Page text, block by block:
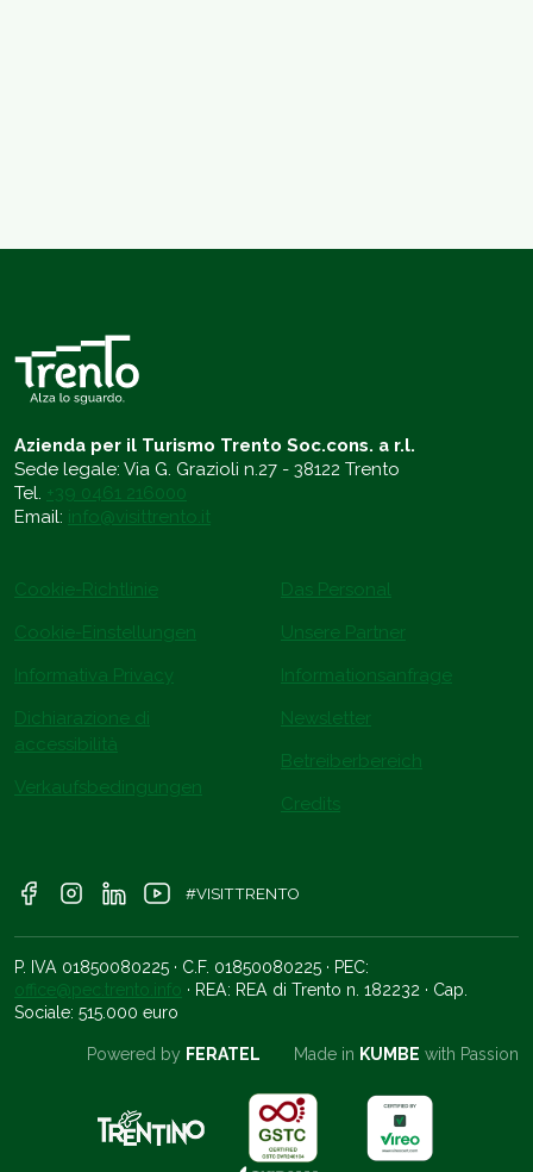
Azienda per il Turismo Trento Soc.cons. a r.l.
Sede legale: Via G. Grazioli n.27 - 38122 Trento
Tel. +39 0461 216000
Email: info@visittrento.it
Cookie-Richtlinie
Cookie-Einstellungen
Informativa Privacy
Dichiarazione di
accessibilità
Verkaufsbedingungen
Das Personal
Unsere Partner
Informationsanfrage
Newsletter
Betreiberbereich
Credits
#VISITTRENTO
P. IVA 01850080225 · C.F. 01850080225 · PEC:
office@pec.trento.info · REA: REA di Trento n. 182232 · Cap.
Sociale: 515.000 euro
Powered by FERATEL Made in KUMBE with Passion